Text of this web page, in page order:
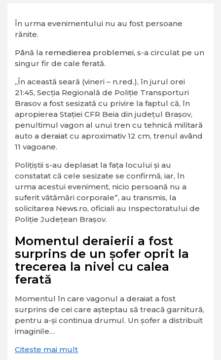
În urma evenimentului nu au fost persoane
rănite.
Până la remedierea problemei, s-a circulat pe un
singur fir de cale ferată.
„În această seară (vineri – n.red.), în jurul orei
21:45, Secţia Regională de Poliţie Transporturi
Brasov a fost sesizată cu privire la faptul că, în
apropierea Staţiei CFR Beia din judeţul Braşov,
penultimul vagon al unui tren cu tehnică militară
auto a deraiat cu aproximativ 12 cm, trenul având
11 vagoane.
Poliţiştii s-au deplasat la faţa locului şi au
constatat că cele sesizate se confirmă, iar, în
urma acestui eveniment, nicio persoană nu a
suferit vătămări corporale”, au transmis, la
solicitarea News.ro, oficiali au Inspectoratului de
Poliţie Judeţean Braşov.
Momentul deraierii a fost
surprins de un şofer oprit la
trecerea la nivel cu calea
ferată
Momentul în care vagonul a deraiat a fost
surprins de cei care așteptau să treacă garnitură,
pentru a-și continua drumul. Un șofer a distribuit
imaginile…
Citeste mai mult